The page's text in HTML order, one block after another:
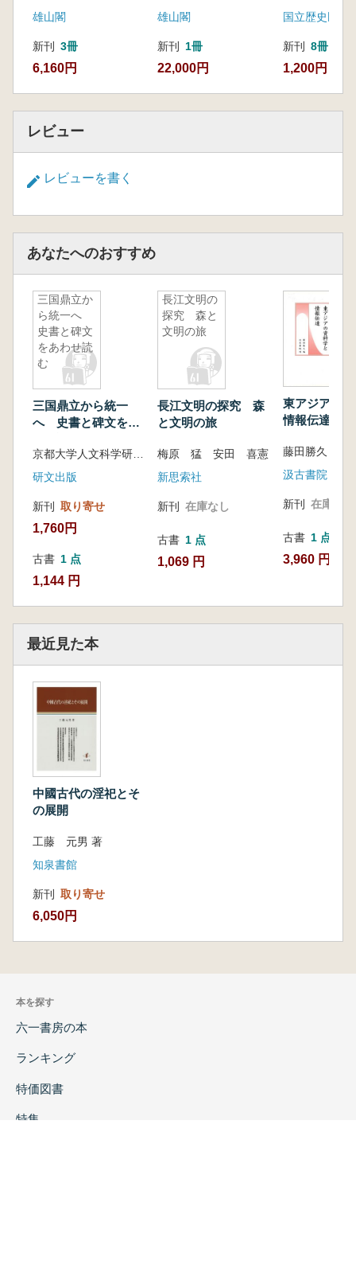
はじめに
卜
第二節 望山楚簡の体例分析(二) 第二次占
卜
むすび
第一節 上博楚簡「柬大王泊旱」の整理概
第三節 「柬大王泊旱」の文献学史上の位置
づけ
旱」の位置づけ
第五節 旱母と雩祭
むすび
第五章 睡虎地秦簡「日書」における病因論と
はじめに
第二節 病因論としての鬼祟論
第三節 「日書」「詰咎」篇にみえる鬼神・
むすび
附論一 睡虎地秦簡「日書」甲種「詰咎」篇
全文訓読
附論二 胡家草場漢簡「日書」「詰咎」篇の
訓読と和訳
第六章 「卜筮祭禱簡」よりみた「日書」の形
成
はじめに
第一節 五祀との関係
第二節 疾病貞との関係
第三節 貞人と日者との関係
むすび
第七章 九店楚簡「日書」の「告武夷」篇より
みた「日書」の形成
はじめに
第二節 「告武夷」篇の語句の検討
第三節 「丹」篇との関係
むすび
第二節 九店楚簡「日書」の建除
第三節 睡虎地秦簡「日書」の建除
むすび
雄山閣
新刊 3冊
6,160円
雄山閣
新刊 1冊
22,000円
新刊 8冊
1,200円
レビュー
レビューを書く
あなたへのおすすめ
三国鼎立か
ら統一へ
史書と碑文
をあわせ読
む
三国鼎立から統一
へ 史書と碑文をあ
研文出版
新刊 取り寄せ
1,760円
古書 1 点
1,144 円
長江文明の
探究 森と
文明の旅
長江文明の探究 森
と文明の旅
梅原 猛 安田 喜憲
新思索社
新刊 在庫なし
古書 1 点
1,069 円
東アジアの
情報伝達
藤田勝久 編
汲古書院
新刊 在庫なし
古書 1 点
3,960 円
最近見た本
中國古代の淫祀とそ
の展開
工藤 元男 著
知泉書館
新刊 取り寄せ
6,050円
本を探す
六一書房の本
ランキング
特価図書
特集